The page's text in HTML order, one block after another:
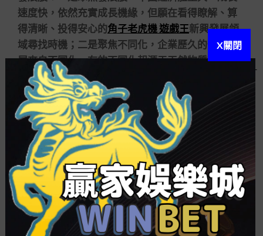
速度快，依然充實成長機緣，但願在看得瞭解、算
得清晰、投得安心的角子老虎機 遊戲王新興發展領
域尋找時機；二是聚焦不同化，企業歷久的代價發
展來自不同化，有的不同化起源于天然物質稟賦、
政策特許權益，有的不同化起源于高超的控制隊
伍，企業優秀的財政指標背后是歷久連續的不同
化。
周應波進一步表明，從產業來說，繼續看好智
能電動車、AIOT物聯網、ARVR為典型的硬件首創
時機，也期望全真互聯網、人工智能、云算計等軟
件利用時機的爆發，連續注目醫療康健、品牌花費
品等領域。歷久而言革新依然是最強的經濟發展動
力。下半年的市場可能依然要震蕩調換，但歷久看
供應側質量優化，需要側不停擴大，A股具備歷久向
X關閉